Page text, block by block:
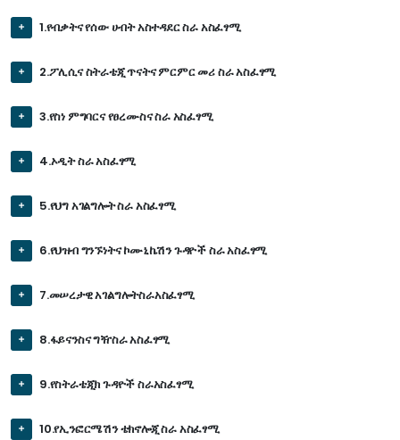
1.የብቃትና የሰው ሀብት አስተዳደር ስራ አስፈፃሚ
2.ፖሊሲና ስትራቴጂ ጥናትና ምርምር መሪ ስራ አስፈፃሚ
3.የስነ ምግባርና የፀረሙስና ስራ አስፈፃሚ
4.ኦዲት ስራ አስፈፃሚ
5.የህግ አገልግሎት ስራ አስፈፃሚ
6.የህዝብ ግንኙነትና ኮሙኒኬሽን ጉዳዮች ስራ አስፈፃሚ
7.መሠረታዊ አገልግሎትስራአስፈፃሚ
8.ፋይናንስና ግዥስራ አስፈፃሚ
9.የስትራቴጂክ ጉዳዮች ስራአስፈፃሚ
10.የኢንፎርሜሽን ቴክኖሎጂ ስራ አስፈፃሚ